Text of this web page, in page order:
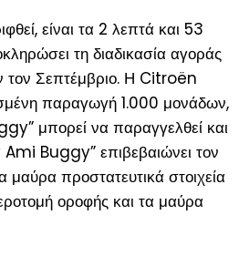
είναι τα 2 λεπτά και 53
τη διαδικασία αγοράς
τον Σεπτέμβριο. Η Citroën
παραγωγή 1.000 μονάδων,
μπορεί να παραγγελθεί και
Buggy” επιβεβαιώνει τον
προστατευτικά στοιχεία
οροφής και τα μαύρα